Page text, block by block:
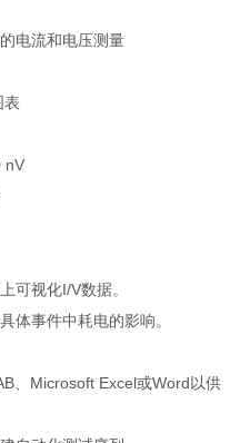
电流和电压测量
表
nV
可视化I/V数据。
体事件中耗电的影响。
、Microsoft Excel或Word以供